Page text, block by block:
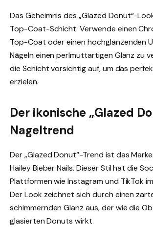
Das Geheimnis des „Glazed Donut“-
Top-Coat-Schicht. Verwende einen
Top-Coat oder einen hochglänzenden
Nägeln einen perlmuttartigen Glanz zu
die Schicht vorsichtig auf, um das
erzielen.
Der ikonische „Glazed
Nageltrend
Der „Glazed Donut“-Trend ist das
Hailey Bieber Nails. Dieser Stil hat die
Plattformen wie Instagram und TikTok
Der Look zeichnet sich durch einen
schimmernden Glanz aus, der wie die
glasierten Donuts wirkt.